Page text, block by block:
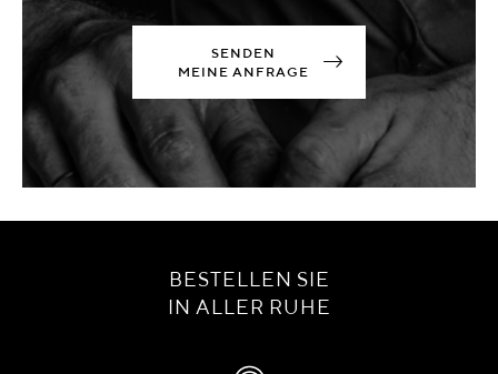
SENDEN
MEINE ANFRAGE
BESTELLEN SIE
IN ALLER RUHE